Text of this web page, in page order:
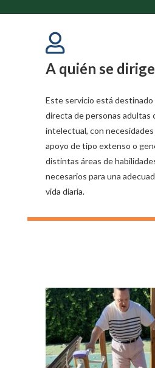

A quién se dirige
Este servicio está destinado
directa de personas adultas
intelectual, con
apoyo de tipo extenso o
distintas áreas de
necesarios para una
vida diaria.